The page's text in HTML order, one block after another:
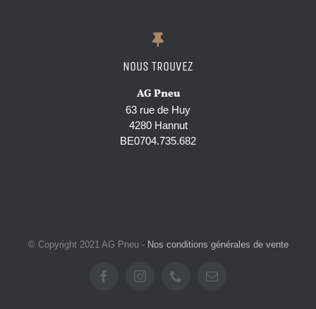
NOUS TROUVEZ
AG Pneu
63 rue de Huy
4280 Hannut
BE0704.735.682
© Copyright 2021 AG Pneu - Nos conditions générales de vente
FacebookInstagramPhone Email